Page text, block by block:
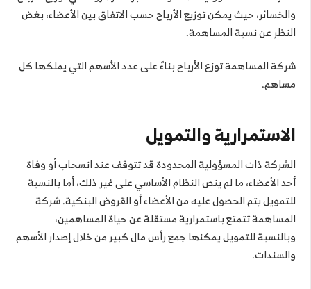
والخسائر، حيث يمكن توزيع الأرباح حسب الاتفاق بين الأعضاء، بغض
النظر عن نسبة المساهمة.
شركة المساهمة توزع الأرباح بناءً على عدد الأسهم التي يملكها كل
مساهم.
الاستمرارية والتمويل
الشركة ذات المسؤولية المحدودة قد تتوقف عند انسحاب أو وفاة
أحد الأعضاء، ما لم ينص النظام الأساسي على غير ذلك، أما بالنسبة
للتمويل يتم الحصول عليه من الأعضاء أو القروض البنكية. شركة
المساهمة تتمتع باستمرارية مستقلة عن حياة المساهمين،
وبالنسبة للتمويل يمكنها جمع رأس مال كبير من خلال إصدار الأسهم
والسندات.